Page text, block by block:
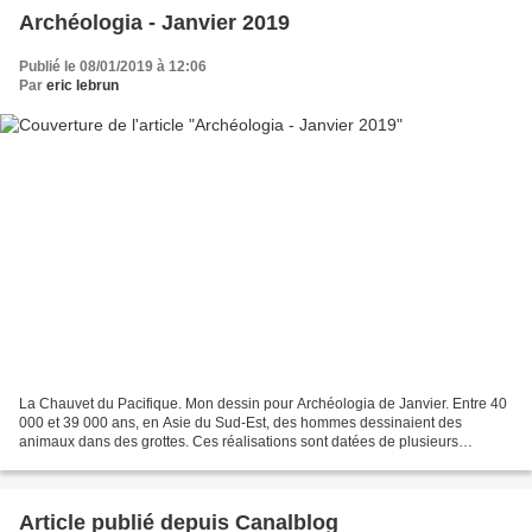
Archéologia - Janvier 2019
Publié le 08/01/2019 à 12:06
Par eric lebrun
La Chauvet du Pacifique. Mon dessin pour Archéologia de Janvier. Entre 40
000 et 39 000 ans, en Asie du Sud-Est, des hommes dessinaient des
animaux dans des grottes. Ces réalisations sont datées de plusieurs
Article publié depuis Canalblog